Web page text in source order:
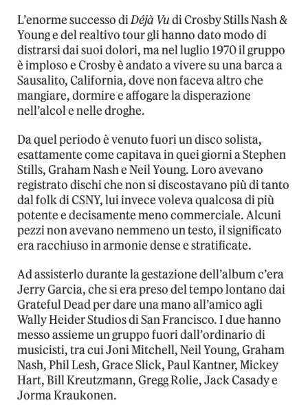
L’enorme successo diDéjà Vudi Crosby Stills Nash &
Young e del realtivo tour gli hanno dato modo di
distrarsi dai suoi dolori, ma nel luglio 1970 il gruppo
è imploso e Crosby è andato a vivere su una barca a
Sausalito, California, dove non faceva altro che
mangiare, dormire e affogare la disperazione
nell’alcol e nelle droghe.
Da quel periodo è venuto fuori un disco solista,
esattamente come capitava in quei giorni a Stephen
Stills, Graham Nash e Neil Young. Loro avevano
registrato dischi che non si discostavano più di tanto
dal folk di CSNY, lui invece voleva qualcosa di più
potente e decisamente meno commerciale. Alcuni
pezzi non avevano nemmeno un testo, il significato
era racchiuso in armonie dense e stratificate.
Ad assisterlo durante la gestazione dell’album c’era
Jerry Garcia, che si era preso del tempo lontano dai
Grateful Dead per dare una mano all’amico agli
Wally Heider Studios di San Francisco. I due hanno
messo assieme un gruppo fuori dall’ordinario di
musicisti, tra cui Joni Mitchell, Neil Young, Graham
Nash, Phil Lesh, Grace Slick, Paul Kantner, Mickey
Hart, Bill Kreutzmann, Gregg Rolie, Jack Casady e
Jorma Kraukonen.